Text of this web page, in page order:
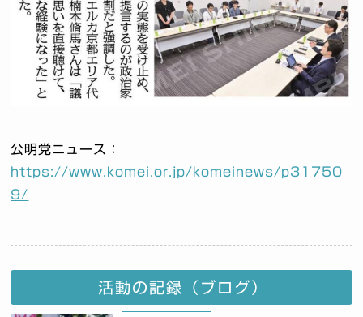
公明党ニュース：
https://www.komei.or.jp/komeinews/p31750
9/
活動の記録（ブログ）